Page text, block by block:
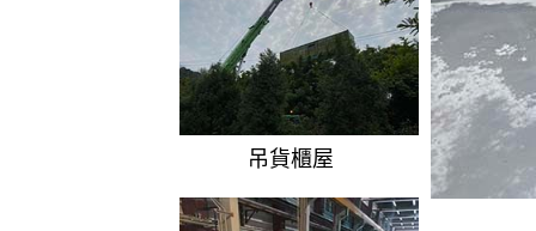
吊貨櫃屋